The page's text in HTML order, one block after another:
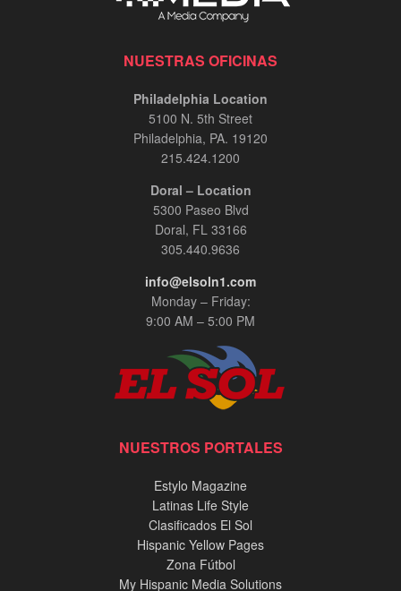
NUESTRAS OFICINAS
Philadelphia Location
5100 N. 5th Street
Philadelphia, PA. 19120
215.424.1200
Doral – Location
5300 Paseo Blvd
Doral, FL 33166
305.440.9636
info@elsoln1.com
Monday – Friday:
9:00 AM – 5:00 PM
NUESTROS PORTALES
Estylo Magazine
Latinas Life Style
Clasificados El Sol
Hispanic Yellow Pages
Zona Fútbol
My Hispanic Media Solutions